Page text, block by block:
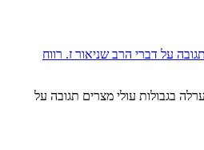
על דברי הרב שניאור ז. רווח
בגבולות עולי מצרים תגובה על